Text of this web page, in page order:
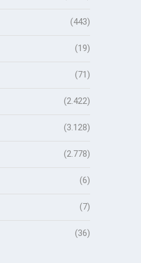
(443)
(19)
(71)
(2.422)
(3.128)
(2.778)
(6)
(7)
(36)